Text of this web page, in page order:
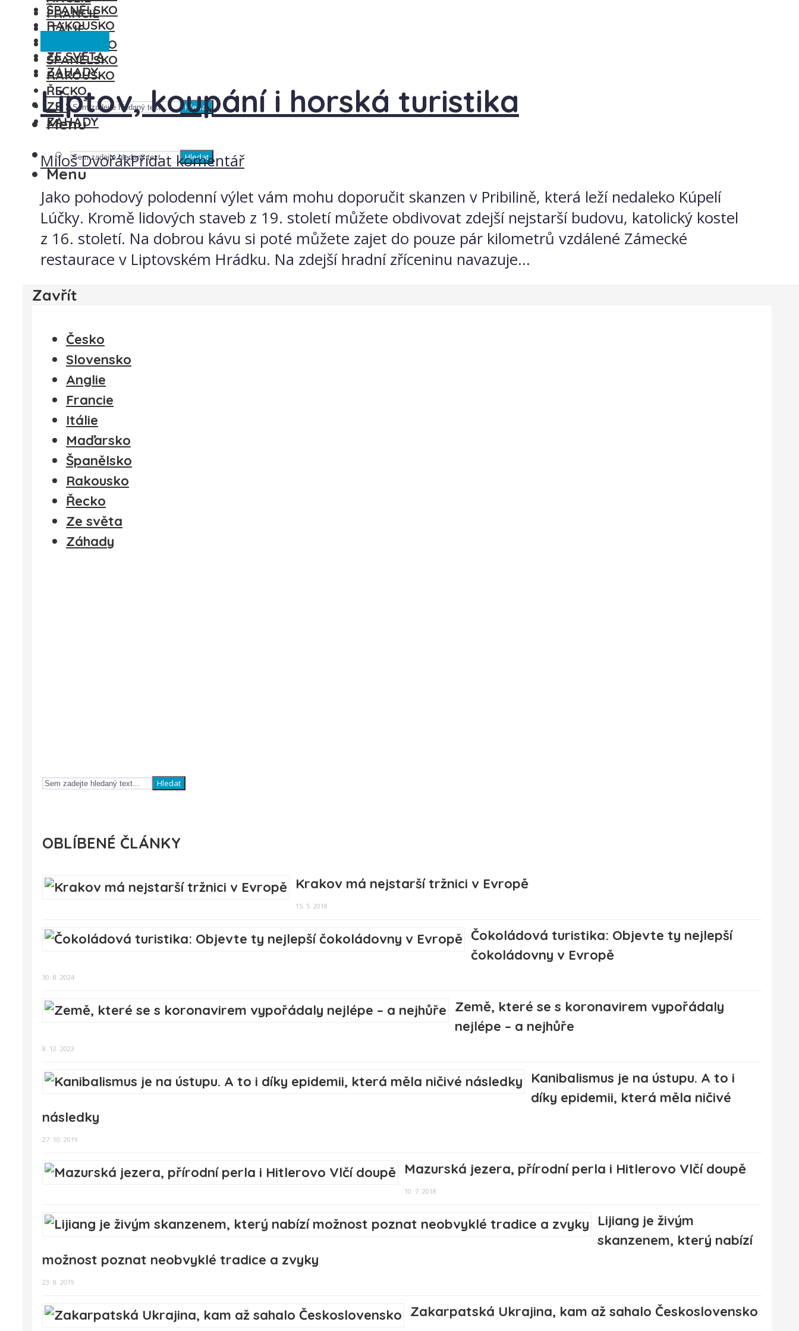
FRANCIE
ITÁLIE
MAĎARSKO
ŠPANĚLSKO
RAKOUSKO
ŘECKO
ZE SVĚTA
ZÁHADY
Hledat
Menu
ŠPANĚLSKO
RAKOUSKO
ZE SVĚTA
ZÁHADY
Hledat
Menu
Liptov, koupání i horská turistika
Miloš DvořákPřidat komentář
Jako pohodový polodenní výlet vám mohu doporučit skanzen v Pribilině, která leží nedaleko Kúpelí
Lúčky. Kromě lidových staveb z 19. století můžete obdivovat zdejší nejstarší budovu, katolický kostel
z 16. století. Na dobrou kávu si poté můžete zajet do pouze pár kilometrů vzdálené Zámecké
restaurace v Liptovském Hrádku. Na zdejší hradní zříceninu navazuje...
Zavřít
Česko
Slovensko
Anglie
Francie
Itálie
Maďarsko
Španělsko
Rakousko
Řecko
Ze světa
Záhady
Hledat
OBLÍBENÉ ČLÁNKY
Krakov má nejstarší tržnici v Evropě
15. 5. 2018
Čokoládová turistika: Objevte ty nejlepší
čokoládovny v Evropě
30. 8. 2024
Země, které se s koronavirem vypořádaly
nejlépe – a nejhůře
8. 12. 2023
Kanibalismus je na ústupu. A to i
díky epidemii, která měla ničivé
následky
27. 10. 2019
Mazurská jezera, přírodní perla i Hitlerovo Vlčí doupě
10. 7. 2018
Lijiang je živým
skanzenem, který nabízí
možnost poznat neobvyklé tradice a zvyky
23. 8. 2019
Zakarpatská Ukrajina, kam až sahalo Československo